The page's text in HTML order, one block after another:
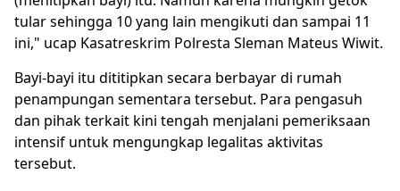
tular sehingga 10 yang lain mengikuti dan sampai 11
ini," ucap Kasatreskrim Polresta Sleman Mateus Wiwit.
Bayi-bayi itu dititipkan secara berbayar di rumah
penampungan sementara tersebut. Para pengasuh
dan pihak terkait kini tengah menjalani pemeriksaan
intensif untuk mengungkap legalitas aktivitas
tersebut.